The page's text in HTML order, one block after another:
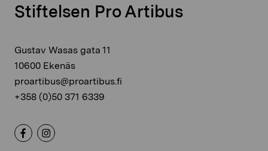
Stiftelsen Pro Artibus
Gustav Wasas gata 11
10600 Ekenäs
proartibus@proartibus.fi
+358 (0)50 371 6339